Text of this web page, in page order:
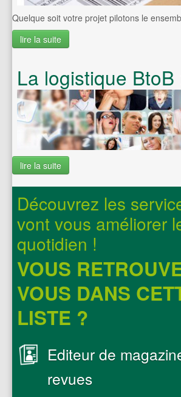
Quelque soit votre projet pilotons le
lire la suite
La logistique BtoB
lire la suite
Découvrez les
vont vous améliorer
quotidien !
VOUS
VOUS DANS
LISTE ?
Editeur de
revues